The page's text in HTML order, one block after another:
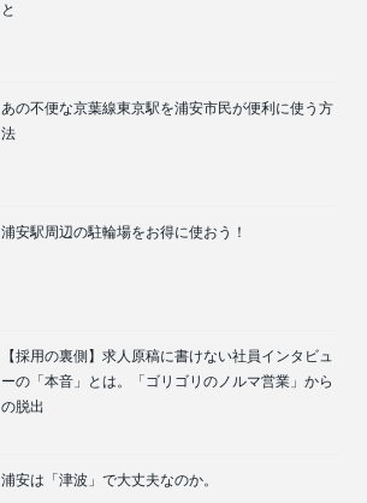
と
あの不便な京葉線東京駅を浦安市民が便利に使う方
法
浦安駅周辺の駐輪場をお得に使おう！
【採用の裏側】求人原稿に書けない社員インタビュ
ーの「本音」とは。「ゴリゴリのノルマ営業」から
の脱出
浦安は「津波」で大丈夫なのか。